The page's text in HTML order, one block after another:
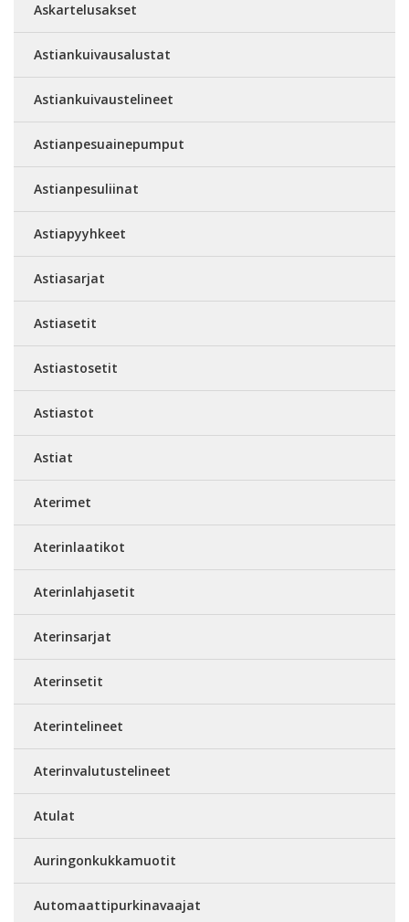
Askartelusakset
Astiankuivausalustat
Astiankuivaustelineet
Astianpesuainepumput
Astianpesuliinat
Astiapyyhkeet
Astiasarjat
Astiasetit
Astiastosetit
Astiastot
Astiat
Aterimet
Aterinlaatikot
Aterinlahjasetit
Aterinsarjat
Aterinsetit
Aterintelineet
Aterinvalutustelineet
Atulat
Auringonkukkamuotit
Automaattipurkinavaajat